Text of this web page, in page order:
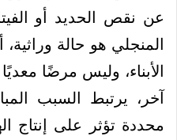
عن نقص الحديد أو
المنجلي هو حالة
الأبناء، وليس مرضًا
آخر، يرتبط السبب
محددة تؤثر على إنتاج